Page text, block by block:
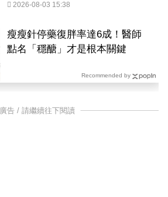
2026-08-03 15:38
瘦瘦針停藥復胖率達6成！醫師
點名「穩醣」才是根本關鍵
Recommended by
廣告 / 請繼續往下閱讀